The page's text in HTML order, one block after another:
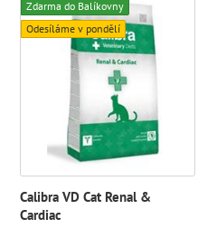
Zdarma do Balíkovny
Odesíláme v pondělí
Calibra VD Cat Renal &
Cardiac